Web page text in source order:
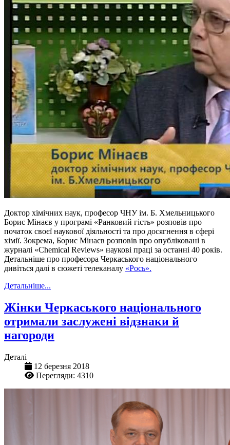
Доктор хімічних наук, професор ЧНУ ім. Б. Хмельницького
Борис Мінаєв у програмі «Ранковий гість» розповів про
початок своєї наукової діяльності та про досягнення в сфері
хімії. Зокрема, Борис Мінаєв розповів про опубліковані в
журналі «Chemical Reviews» наукові праці за останні 40 років.
Детальніше про професора Черкаського національного
дивіться далі в сюжеті телеканалу «Рось».
Детальніше...
Жінки Черкаського національного
отримали заслужені відзнаки й
нагороди
Деталі
12 березня 2018
Перегляди: 4310